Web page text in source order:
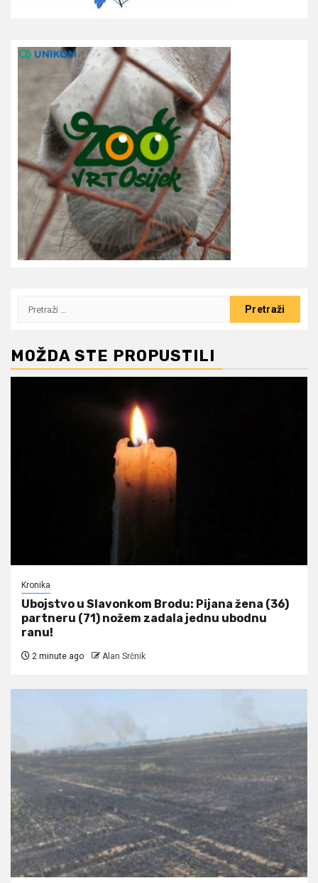
Pretraži:
MOŽDA STE PROPUSTILI
Kronika
Ubojstvo u Slavonkom Brodu: Pijana žena (36)
partneru (71) nožem zadala jednu ubodnu
ranu!
2 minute ago Alan Srčnik